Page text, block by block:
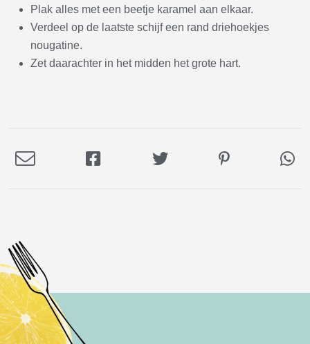
Plak alles met een beetje karamel aan elkaar.
Verdeel op de laatste schijf een rand driehoekjes
nougatine.
Zet daarachter in het midden het grote hart.
Deel
Deel